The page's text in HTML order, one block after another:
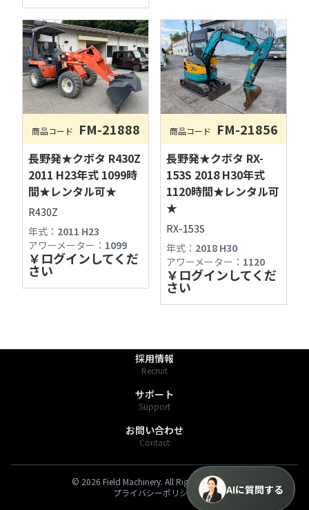
商品コード FM-21888
長野発★クボタ R430Z
2011 H23年式 1099時
間★レンタル可★
R430Z
年式： 2011 H23
アワーメーター： 1099
￥ログインしてくだ
さい
商品コード FM-21856
長野発★クボタ RX-
153S 2018 H30年式
1120時間★レンタル可
★
RX-153S
年式： 2018 H30
アワーメーター： 1120
￥ログインしてくだ
さい
AIに質問する
フィールドマシナリーAIチャットへようこそ！
営業時間やサービス内容、商品探しの際にご利
最新の商品情報は「商品一覧」からもご確認く
ださい。
https://fmv.bz/shop
古物商許可：長野県公安委員会 第481280800012号
〒391-0013 長野県茅野市宮川2768-1
TEL:0266-78-6757
FAX:0266-72-1313
商品一覧
採用情報
Recruit
サポート
Support
お問い合わせ
Contact
© 2026 Field Machinery. All Rights Reserved.
プライバシーポリシー